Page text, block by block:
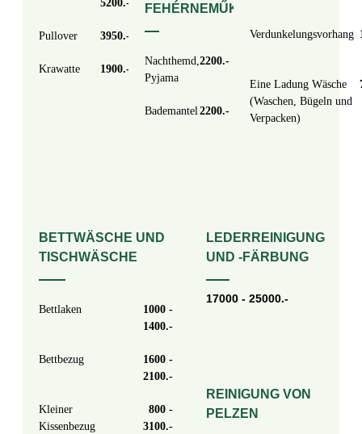
5200
Pullover 3950
Krawatte 1900
FEHÉRNEMŰK
Nachthemd,
Pyjama
2200
Bademantel2200
Verdunkelungsvorhang
Eine Ladung Wäsche
(Waschen, Bügeln und
Verpacken)
BETTWÄSCHE UND
TISCHWÄSCHE
Bettlaken
1000 -
1400
Bettbezug
1600 -
2100
Kleiner
Kissenbezug
800 -
3100
LEDERREINIGUNG
UND -FÄRBUNG
17000 - 25000.-
REINIGUNG VON
PELZEN